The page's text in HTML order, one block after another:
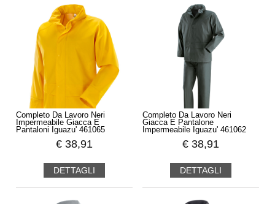
Completo Da Lavoro Neri
Impermeabile Giacca E
Pantaloni Iguazu' 461065
€ 38,91
DETTAGLI
Completo Da Lavoro Neri
Giacca E Pantalone
Impermeabile Iguazu' 461062
€ 38,91
DETTAGLI